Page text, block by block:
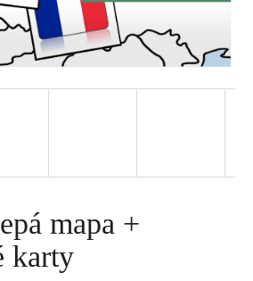
mapa +
karty